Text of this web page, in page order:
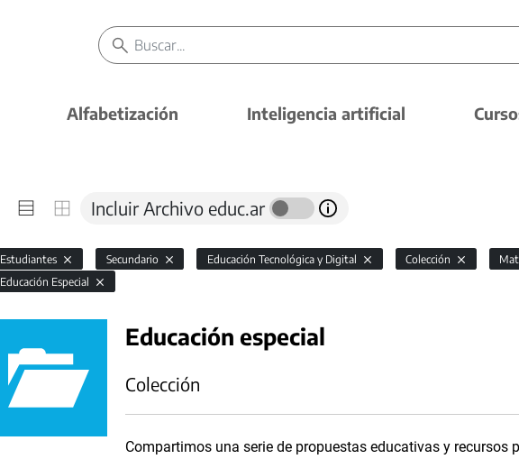
Alfabetización Inteligencia artificial
Incluir Archivo educ.ar
Estudiantes Secundario Educación Tecnológica y Digital Colección
Educación Especial
Educación especial
Colección
Compartimos una serie de propuestas educativas y recursos